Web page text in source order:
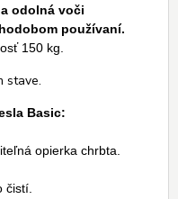
odolná voči
používaní.
150 kg.
stave.
Basic:
opierka chrbta.
čistí.